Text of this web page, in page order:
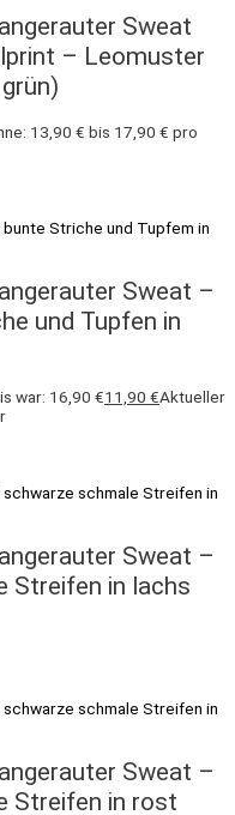
Sweat
– Leomuster
13,90 € bis 17,90 € pro
Sweat –
und Tupfen in
war: 16,90 €11,90 €Aktueller
Sweat –
Streifen in lachs
Sweat –
Streifen in rost